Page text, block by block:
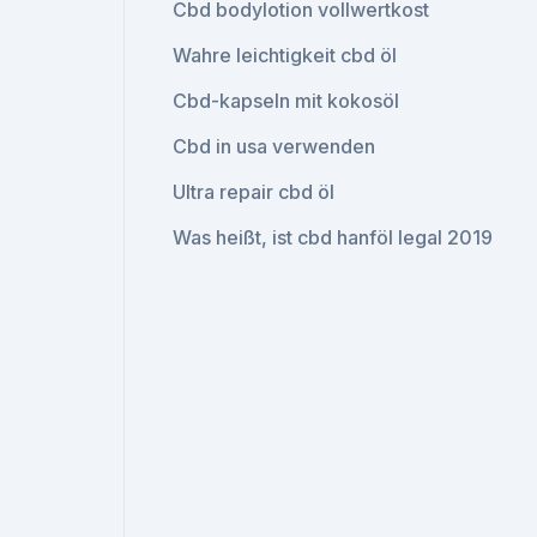
Cbd bodylotion vollwertkost
Wahre leichtigkeit cbd öl
Cbd-kapseln mit kokosöl
Cbd in usa verwenden
Ultra repair cbd öl
Was heißt, ist cbd hanföl legal 2019